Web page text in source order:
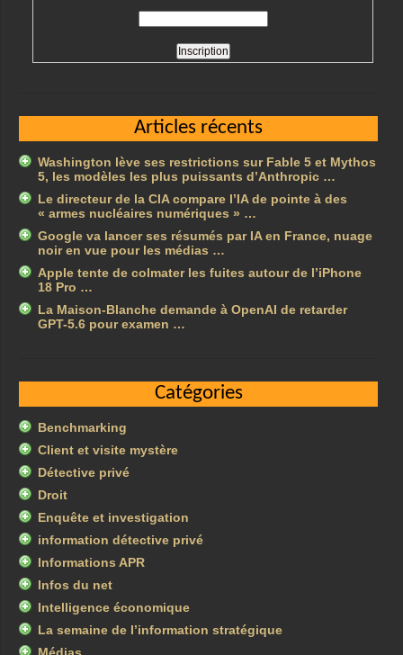
Articles récents
Washington lève ses restrictions sur Fable 5 et Mythos
5, les modèles les plus puissants d’Anthropic …
Le directeur de la CIA compare l’IA de pointe à des
« armes nucléaires numériques » …
Google va lancer ses résumés par IA en France, nuage
noir en vue pour les médias …
Apple tente de colmater les fuites autour de l’iPhone
18 Pro …
La Maison-Blanche demande à OpenAI de retarder
GPT-5.6 pour examen …
Catégories
Benchmarking
Client et visite mystère
Détective privé
Droit
Enquête et investigation
information détective privé
Informations APR
Infos du net
Intelligence économique
La semaine de l’information stratégique